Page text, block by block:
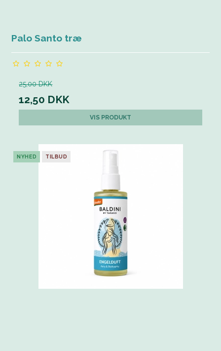
Palo Santo træ
25,00 DKK
12,50 DKK
VIS PRODUKT
NYHED TILBUD